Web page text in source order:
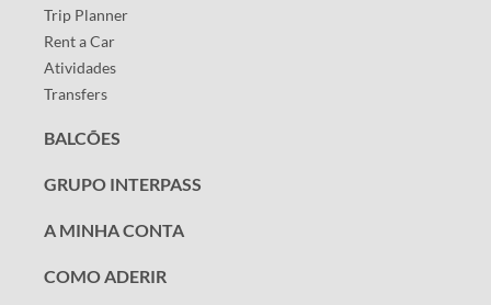
Trip Planner
Rent a Car
Atividades
Transfers
BALCÕES
GRUPO INTERPASS
A MINHA CONTA
COMO ADERIR